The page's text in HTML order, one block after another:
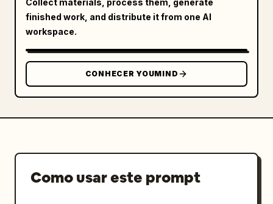
Collect materials, process them, generate
finished work, and distribute it from one AI
workspace.
CONHECER YOUMIND
Como usar este prompt